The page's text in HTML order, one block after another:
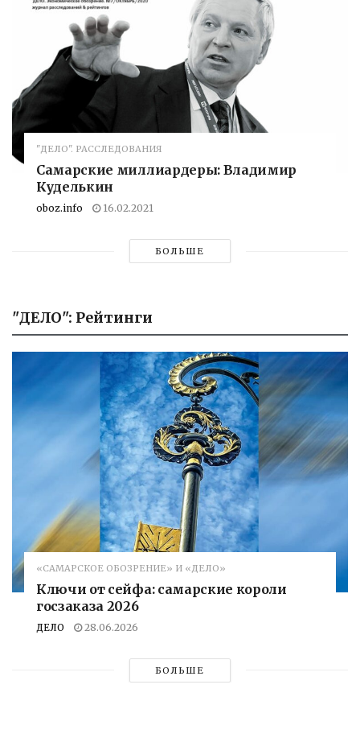
"ДЕЛО". РАССЛЕДОВАНИЯ
Самарские миллиардеры: Владимир
Куделькин
oboz.info 16.02.2021
БОЛЬШЕ
"ДЕЛО": Рейтинги
«САМАРСКОЕ ОБОЗРЕНИЕ» И «ДЕЛО»
Ключи от сейфа: самарские короли
госзаказа 2026
ДЕЛО 28.06.2026
БОЛЬШЕ